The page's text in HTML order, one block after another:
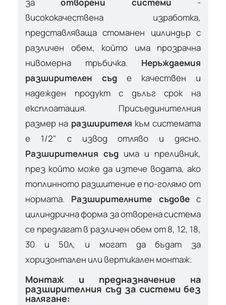
висококачествена изработка,
представляваща стоманен цилиндър с
различен обем, който има прозрачна
нивомерна тръбичка. Неръждаемия
разширителен съд е качествен и
надежден продукт с дълъг срок на
експлоатация. Присъединителния
размер на разширителя към системата
е 1/2" с извод отляво и дясно.
Разширителния съд има и преливник,
през който може да изтече водата, ако
топлинното разшитение е по-голямо от
нормата. Разширителните съдовес
цилиндрична форма за отворена система
се предлагат в различен обем от 8, 12, 18,
30 и 50л, и могат да бъдат за
хоризонтален или вертикален монтаж.
Монтаж и предназначение на
разширителния съд за системи без
налягане: